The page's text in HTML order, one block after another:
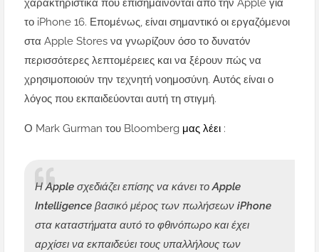
χαρακτηριστικά που επισημαίνονται από την Apple για
το iPhone 16. Επομένως, είναι σημαντικό οι εργαζόμενοι
στα Apple Stores να γνωρίζουν όσο το δυνατόν
περισσότερες λεπτομέρειες και να ξέρουν πώς να
χρησιμοποιούν την τεχνητή νοημοσύνη. Αυτός είναι ο
λόγος που εκπαιδεύονται αυτή τη στιγμή.
Ο Mark Gurman του Bloomberg μας λέει :
Η Apple σχεδιάζει επίσης να κάνει το Apple
Intelligence βασικό μέρος των πωλήσεων iPhone
στα καταστήματα αυτό το φθινόπωρο και έχει
αρχίσει να εκπαιδεύει τους υπαλλήλους των